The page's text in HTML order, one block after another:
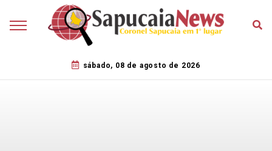
sábado, 08 de agosto de 2026